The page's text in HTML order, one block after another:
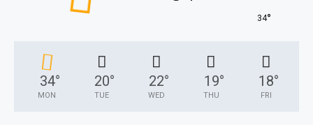
34°
34°
MON
20°
TUE
22°
WED
19°
THU
18°
FRI